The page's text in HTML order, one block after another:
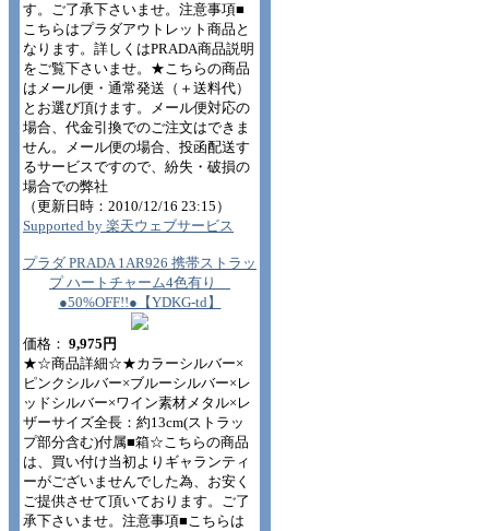
す。ご了承下さいませ。注意事項■
こちらはプラダアウトレット商品と
なります。詳しくはPRADA商品説明
をご覧下さいませ。★こちらの商品
はメール便・通常発送（＋送料代）
とお選び頂けます。メール便対応の
場合、代金引換でのご注文はできま
せん。メール便の場合、投函配送す
るサービスですので、紛失・破損の
場合での弊社
（更新日時：2010/12/16 23:15）
Supported by 楽天ウェブサービス
プラダ PRADA 1AR926 携帯ストラッ
プ ハートチャーム4色有り
●50%OFF!!●【YDKG-td】
価格： 9,975円
★☆商品詳細☆★カラーシルバー×
ピンクシルバー×ブルーシルバー×レ
ッドシルバー×ワイン素材メタル×レ
ザーサイズ全長：約13cm(ストラッ
プ部分含む)付属■箱☆こちらの商品
は、買い付け当初よりギャランティ
ーがございませんでした為、お安く
ご提供させて頂いております。ご了
承下さいませ。注意事項■こちらは